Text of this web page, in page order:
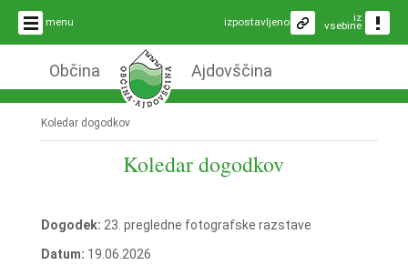
menu iz
vsebine
izpostavljeno
Občina Ajdovščina
Koledar dogodkov
Koledar dogodkov
Dogodek: 23. pregledne fotografske razstave
Datum: 19.06.2026